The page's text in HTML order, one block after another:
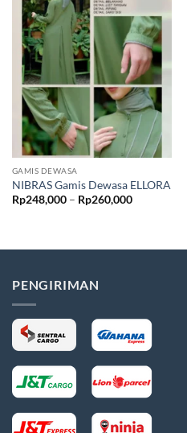
GAMIS DEWASA
NIBRAS Gamis Dewasa ELLORA
Rp248,000 – Rp260,000Rentang
PENGIRIMAN